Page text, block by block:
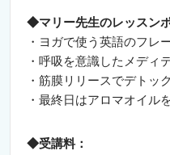
◆マリー先生のレッスン
・ヨガで使う英語のフレ
・呼吸を意識したメディ
・筋膜リリースでデトッ
・最終日はアロマオイル
◆受講料：